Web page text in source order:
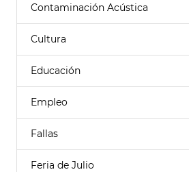
Contaminación Acústica
Cultura
Educación
Empleo
Fallas
Feria de Julio